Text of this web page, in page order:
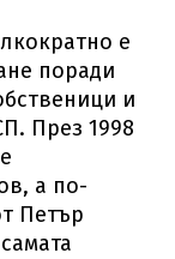
е
поради
и
През 1998
а по-
Петър